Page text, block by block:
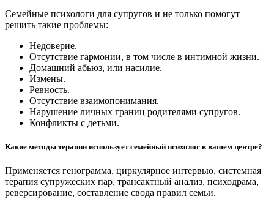
Семейные психологи для супругов и не только помогут
решить такие проблемы:
Недоверие.
Отсутствие гармонии, в том числе в интимной жизни.
Домашний абьюз, или насилие.
Измены.
Ревность.
Отсутствие взаимопонимания.
Нарушение личных границ родителями супругов.
Конфликты с детьми.
Какие методы терапии использует семейный психолог в вашем центре?
Применяется генограмма, циркулярное интервью, системная
терапия супружеских пар, трансактный анализ, психодрама,
реверсирование, составление свода правил семьи.